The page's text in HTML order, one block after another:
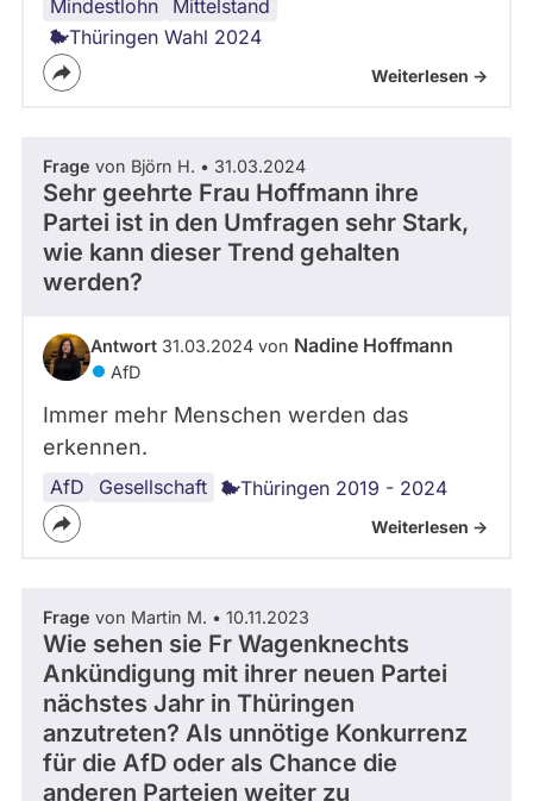
Mindestlohn Mittelstand
Steuersystem
Thüringen Wahl 2024
Weiterlesen ->
Frage von Björn H. • 31.03.2024
Sehr geehrte Frau Hoffmann ihre
Partei ist in den Umfragen sehr Stark,
wie kann dieser Trend gehalten
werden?
Antwort 31.03.2024 von Nadine Hoffmann
AfD
Immer mehr Menschen werden das
erkennen.
AfD Gesellschaft
Parteien Thüringen 2019 - 2024
Weiterlesen ->
Frage von Martin M. • 10.11.2023
Wie sehen sie Fr Wagenknechts
Ankündigung mit ihrer neuen Partei
nächstes Jahr in Thüringen
anzutreten? Als unnötige Konkurrenz
für die AfD oder als Chance die
anderen Parteien weiter zu